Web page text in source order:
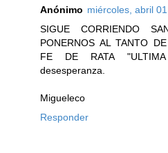
Anónimo miércoles, abril
SIGUE CORRIENDO
PONERNOS AL TANTO
FE DE RATA
desesperanza.
Migueleco
Responder